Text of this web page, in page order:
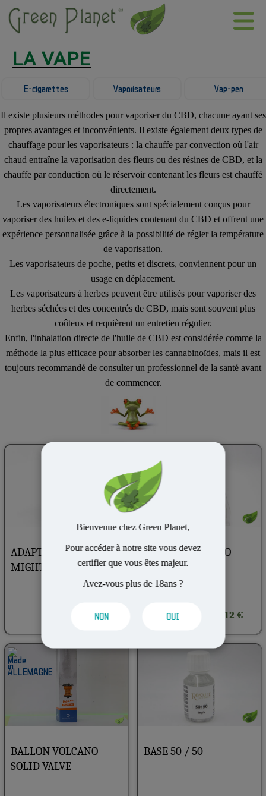
Bienvenue chez Green Planet,
Pour accéder à notre site vous devez
certifier que vous êtes majeur.
Avez-vous plus de 18ans ?
NON OUI
LA VAPE
E-cigarettes Vaporisateurs Vap-pen
Il existe plusieurs méthodes pour vaporiser du CBD, chacune ayant ses
propres avantages et inconvénients. Il existe également deux types de
chauffage pour les vaporisateurs : la chauffe par convection où l'air
chaud entraîne la vaporisation des fleurs ou des résines de CBD, et la
chauffe par conduction où le réservoir contenant les fleurs est chauffé
directement.
Les vaporisateurs électroniques sont spécialement conçus pour
vaporiser des huiles et des e-liquides contenant du CBD et offrent une
expérience personnalisée grâce à la possibilité de régler la température
de vaporisation.
Les vaporisateurs de poche, petits et discrets, conviennent pour un
usage en déplacement.
Les vaporisateurs à herbes peuvent être utilisés pour vaporiser des
herbes séchées et des concentrés de CBD, mais sont souvent plus
coûteux et requièrent un entretien régulier.
Enfin, l'inhalation directe de l'huile de CBD est considérée comme la
méthode la plus efficace pour absorber les cannabinoïdes, mais il est
toujours recommandé de consulter un professionnel de la santé avant
de commencer.
ADAPTATEUR BANG
MIGHT CRAFTY
15.9 €
BALLON VOLCANO
EASY VAL
12 €
BALLON VOLCANO
SOLID VALVE
BASE 50 / 50